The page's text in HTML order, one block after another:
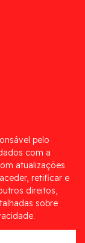
pelo
com a
atualizações
retificar e
direitos,
sobre